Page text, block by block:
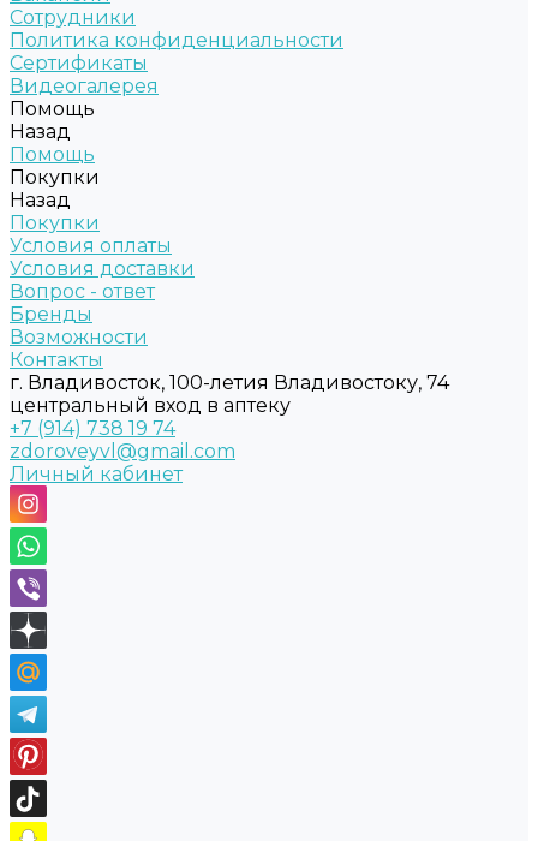
Сотрудники
Политика конфиденциальности
Сертификаты
Видеогалерея
Помощь
Назад
Помощь
Покупки
Назад
Покупки
Условия оплаты
Условия доставки
Вопрос - ответ
Бренды
Возможности
Контакты
г. Владивосток, 100-летия Владивостоку, 74
центральный вход в аптеку
+7 (914) 738 19 74
zdoroveyvl@gmail.com
Личный кабинет